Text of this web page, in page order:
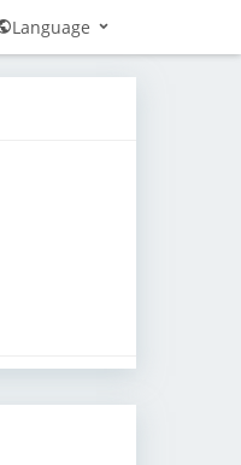
Language